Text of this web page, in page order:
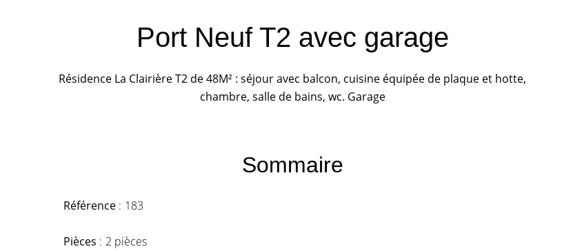
Port Neuf T2 avec garage
Résidence La Clairière T2 de 48M² : séjour avec balcon, cuisine équipée de plaque et hotte,
chambre, salle de bains, wc. Garage
Sommaire
Référence 183
Pièces 2 pièces